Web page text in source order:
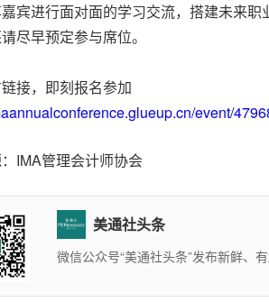
宾进行面对面的学习交流，搭建未来
尽早预定参与席位。
接，即刻报名参加
event/
IMA管理会计师协会
美通社头条
微信公众号“美通社头条”发布新鲜、